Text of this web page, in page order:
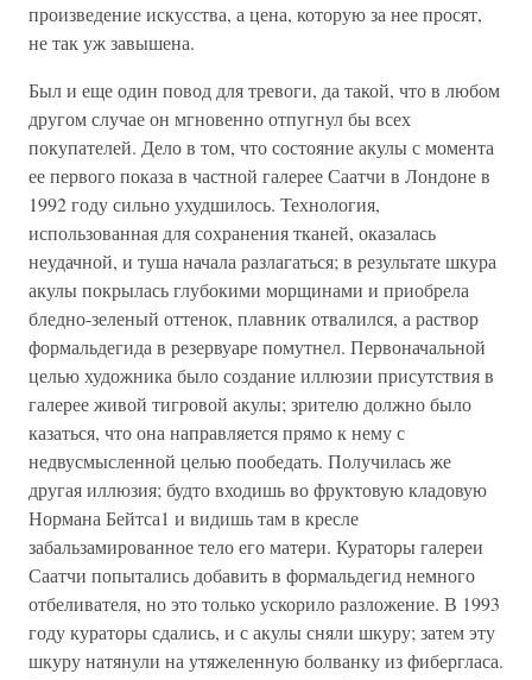
произведение искусства, а цена, которую за нее просят,
не так уж завышена.
Был и еще один повод для тревоги, да такой, что в любом
другом случае он мгновенно отпугнул бы всех
покупателей. Дело в том, что состояние акулы с момента
ее первого показа в частной галерее Саатчи в Лондоне в
1992 году сильно ухудшилось. Технология,
использованная для сохранения тканей, оказалась
неудачной, и туша начала разлагаться; в результате шкура
акулы покрылась глубокими морщинами и приобрела
бледно-зеленый оттенок, плавник отвалился, а раствор
формальдегида в резервуаре помутнел. Первоначальной
целью художника было создание иллюзии присутствия в
галерее живой тигровой акулы; зрителю должно было
казаться, что она направляется прямо к нему с
недвусмысленной целью пообедать. Получилась же
другая иллюзия; будто входишь во фруктовую кладовую
Нормана Бейтса1 и видишь там в кресле
забальзамированное тело его матери. Кураторы галереи
Саатчи попытались добавить в формальдегид немного
отбеливателя, но это только ускорило разложение. В 1993
году кураторы сдались, и с акулы сняли шкуру; затем эту
шкуру натянули на утяжеленную болванку из фибергласа.